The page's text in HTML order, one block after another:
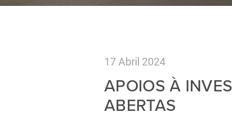
17 Abril 2024
APOIOS À
ABERTAS